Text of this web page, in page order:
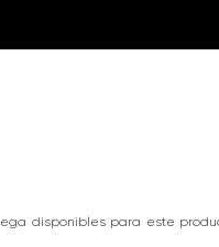
disponibles para este